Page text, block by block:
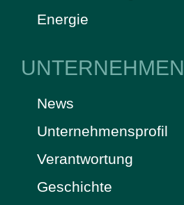
Energie
UNTERNEHMEN
News
Unternehmensprofil
Verantwortung
Geschichte